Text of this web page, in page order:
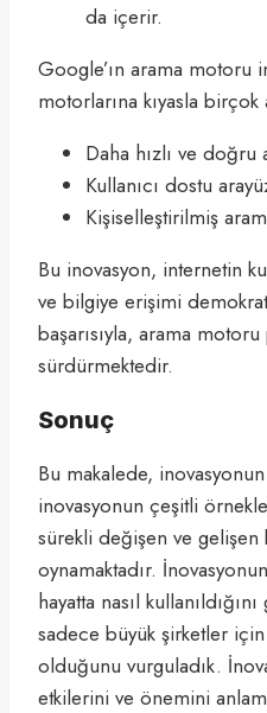
da içerir.
Google’ın arama motoru
motorlarına kıyasla birçok
Daha hızlı ve doğru
Kullanıcı dostu
Kişiselleştirilmiş
Bu inovasyon, internetin
ve bilgiye erişimi
başarısıyla, arama
sürdürmektedir.
Sonuç
Bu makalede,
inovasyonun çeşitli
sürekli değişen ve
oynamaktadır.
hayatta nasıl
sadece büyük şirketler
olduğunu vurguladık.
etkilerini ve önemini